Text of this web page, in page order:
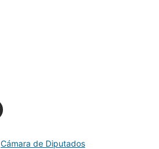
Cámara de Diputados